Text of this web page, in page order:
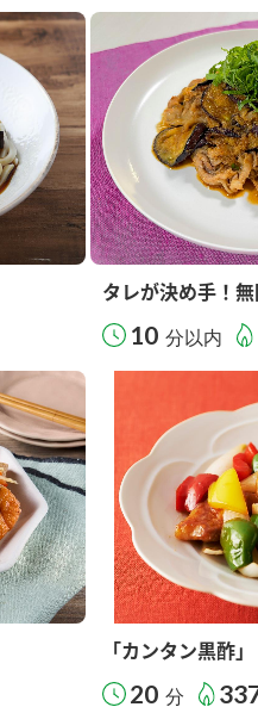
タレが決め手！
10 分以内
「カンタン黒酢
20 分